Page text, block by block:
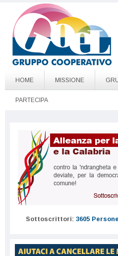
Salta al contenuto principale
Go to page top
HOME MISSIONE
PARTECIPA
Sottoscrittori: 3605 Persone